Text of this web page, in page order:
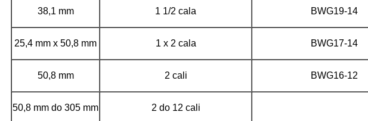
38,1 mm 1 1/2 cala BWG19-14
25,4 mm x 50,8 mm 1 x 2 cala BWG17-14
50,8 mm 2 cali BWG16-12
50,8 mm do 305 mm 2 do 12 cali